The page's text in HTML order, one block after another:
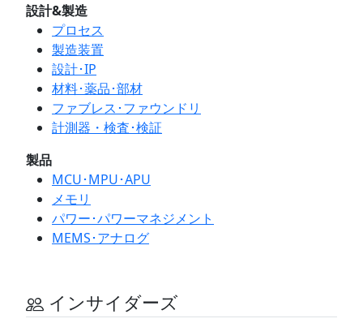
設計&製造
プロセス
製造装置
設計･IP
材料･薬品･部材
ファブレス･ファウンドリ
計測器・検査･検証
製品
MCU･MPU･APU
メモリ
パワー･パワーマネジメント
MEMS･アナログ
インサイダーズ